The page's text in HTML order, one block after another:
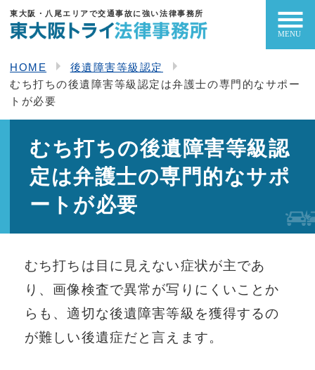
東大阪・八尾エリアで交通事故に強い法律事務所
HOME
後遺障害等級認定
むち打ちの後遺障害等級認定は弁護士の専門的なサポー
トが必要
むち打ちの後遺障害等級認
定は弁護士の専門的なサポ
ートが必要
むち打ちは目に見えない症状が主であ
り、画像検査で異常が写りにくいことか
らも、適切な後遺障害等級を獲得するの
が難しい後遺症だと言えます。